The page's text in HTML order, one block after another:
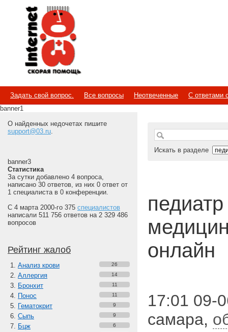
Internet
Скорая помощь
Задать свой вопрос. Все вопросы Неотвеченные
С ответами
banner1
О найденных недочетах пишите
support@03.ru.
banner3
Статистика
За сутки добавлено 4 вопроса,
написано 30 ответов, из них 0 ответ от
1 специалиста в 0 конференции.
С 4 марта 2000-го 375 специалистов
написали 511 756 ответов на 2 329 486
вопросов
Рейтинг жалоб
Анализ крови 26
Аллергия 14
Бронхит 11
Понос 11
Гематокрит 9
Сыпь 9
Бцж 6
Искать в разделе
онлайн
17:01 09-
самара,